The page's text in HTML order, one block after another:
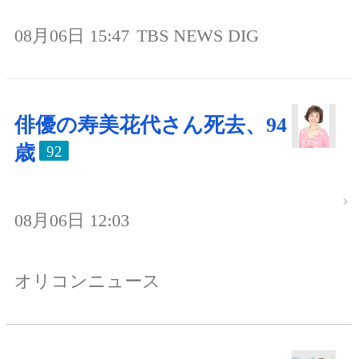
08月06日 15:47 TBS NEWS DIG
俳優の寿美花代さん死去、94
歳
92
08月06日 12:03
オリコンニュース